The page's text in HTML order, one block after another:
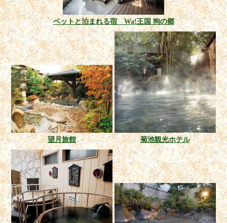
ペットと泊まれる宿 Wa!王国 狗の郷
望月旅館 菊池観光ホテル